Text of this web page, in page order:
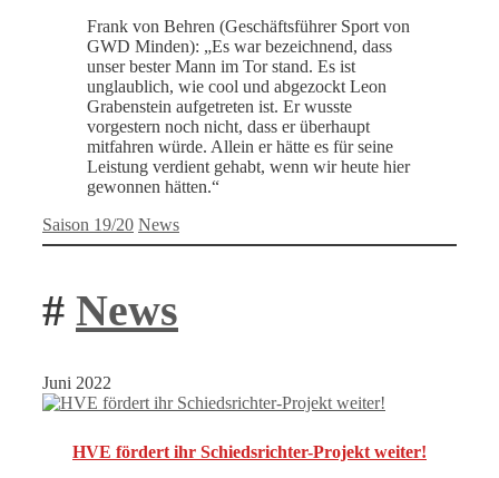
Frank von Behren (Geschäftsführer Sport von
GWD Minden): „Es war bezeichnend, dass
unser bester Mann im Tor stand. Es ist
unglaublich, wie cool und abgezockt Leon
Grabenstein aufgetreten ist. Er wusste
vorgestern noch nicht, dass er überhaupt
mitfahren würde. Allein er hätte es für seine
Leistung verdient gehabt, wenn wir heute hier
gewonnen hätten.“
Kategorien
Saison 19/20 Schlagwörter
News
# News
Juni 2022
HVE fördert ihr Schiedsrichter-Projekt weiter!